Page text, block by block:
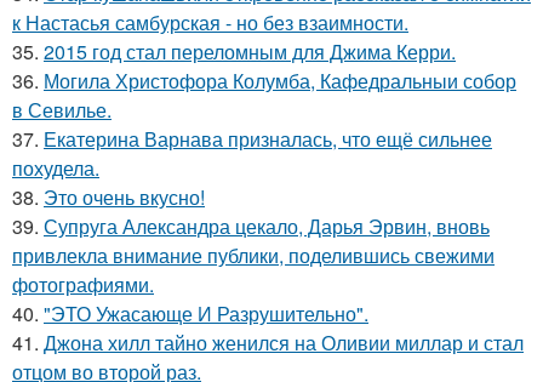
к Настасья самбурская - но без взаимности.
35. 2015 год стал переломным для Джима Керри.
36. Могила Христофора Колумба, Кафедральныи собор
в Севилье.
37. Екатерина Варнава призналась, что ещё сильнее
похудела.
38. Это очень вкусно!
39. Супруга Александра цекало, Дарья Эрвин, вновь
привлекла внимание публики, поделившись свежими
фотографиями.
40. "ЭТО Ужасающе И Разрушительно".
41. Джона хилл тайно женился на Оливии миллар и стал
отцом во второй раз.